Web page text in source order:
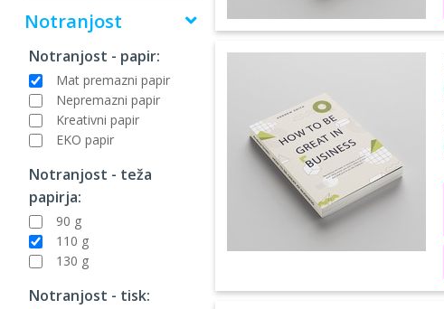
Notranjost
Notranjost - papir:
Mat premazni papir
Nepremazni papir
Kreativni papir
EKO papir
Notranjost - teža
papirja:
90 g
110 g
130 g
Notranjost - tisk: